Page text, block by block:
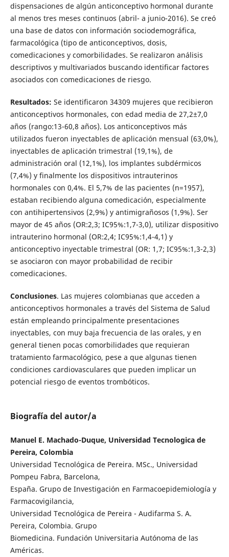
dispensaciones de algún anticonceptivo hormonal durante
al menos tres meses continuos (abril- a junio-2016). Se creó
una base de datos con información sociodemográfica,
farmacológica (tipo de anticonceptivos, dosis,
comedicaciones y comorbilidades. Se realizaron análisis
descriptivos y multivariados buscando identificar factores
asociados con comedicaciones de riesgo.
Resultados: Se identificaron 34309 mujeres que recibieron
anticonceptivos hormonales, con edad media de 27,2±7,0
años (rango:13-60,8 años). Los anticonceptivos más
utilizados fueron inyectables de aplicación mensual (63,0%),
inyectables de aplicación trimestral (19,1%), de
administración oral (12,1%), los implantes subdérmicos
(7,4%) y finalmente los dispositivos intrauterinos
hormonales con 0,4%. El 5,7% de las pacientes (n=1957),
estaban recibiendo alguna comedicación, especialmente
con antihipertensivos (2,9%) y antimigrañosos (1,9%). Ser
mayor de 45 años (OR:2,3; IC95%:1,7-3,0), utilizar dispositivo
intrauterino hormonal (OR:2,4; IC95%:1,4-4,1) y
anticonceptivo inyectable trimestral (OR: 1,7; IC95%:1,3-2,3)
se asociaron con mayor probabilidad de recibir
comedicaciones.
Conclusiones. Las mujeres colombianas que acceden a
anticonceptivos hormonales a través del Sistema de Salud
están empleando principalmente presentaciones
inyectables, con muy baja frecuencia de las orales, y en
general tienen pocas comorbilidades que requieran
tratamiento farmacológico, pese a que algunas tienen
condiciones cardiovasculares que pueden implicar un
potencial riesgo de eventos trombóticos.
Biografía del autor/a
Manuel E. Machado-Duque, Universidad Tecnologica de
Pereira, Colombia
Universidad Tecnológica de Pereira. MSc., Universidad
Pompeu Fabra, Barcelona,
España. Grupo de Investigación en Farmacoepidemiología y
Farmacovigilancia,
Universidad Tecnológica de Pereira - Audifarma S. A.
Pereira, Colombia. Grupo
Biomedicina. Fundación Universitaria Autónoma de las
Américas.